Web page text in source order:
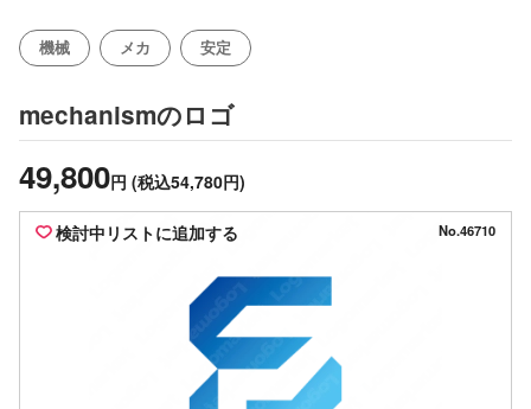
機械 メカ 安定
mechanismのロゴ
49,800円 (税込54,780円)
検討中リストに追加する No.46710